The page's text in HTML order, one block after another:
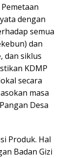
dengan
semua
dan
dan siklus
KDMP
secara
masa
Desa
Produk. Hal
Badan Gizi